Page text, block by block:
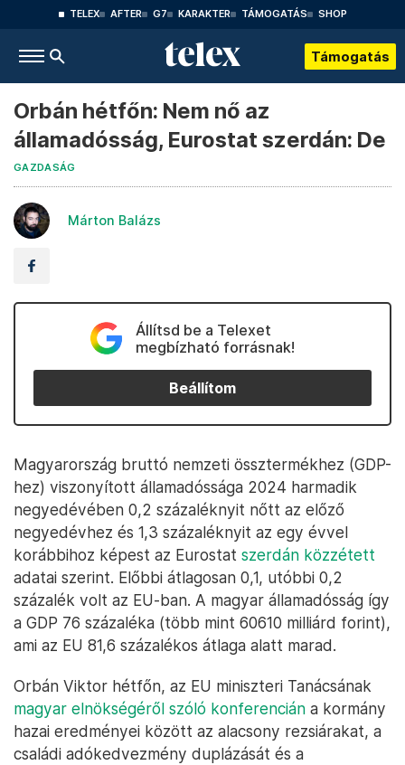
TELEX AFTER G7 KARAKTER TÁMOGATÁS SHOP
Támogatás
Orbán hétfőn: Nem nő az
államadósság, Eurostat szerdán: De
GAZDASÁG
Márton Balázs
Állítsd be a Telexet
megbízható forrásnak!
Beállítom
Magyarország bruttó nemzeti össztermékhez (GDP-
hez) viszonyított államadóssága 2024 harmadik
negyedévében 0,2 százaléknyit nőtt az előző
negyedévhez és 1,3 százaléknyit az egy évvel
korábbihoz képest az Eurostat szerdán közzétett
adatai szerint. Előbbi átlagosan 0,1, utóbbi 0,2
százalék volt az EU-ban. A magyar államadósság így
a GDP 76 százaléka (több mint 60610 milliárd forint),
ami az EU 81,6 százalékos átlaga alatt marad.
Orbán Viktor hétfőn, az EU miniszteri Tanácsának
magyar elnökségéről szóló konferencián a kormány
hazai eredményei között az alacsony rezsiárakat, a
családi adókedvezmény duplázását és a